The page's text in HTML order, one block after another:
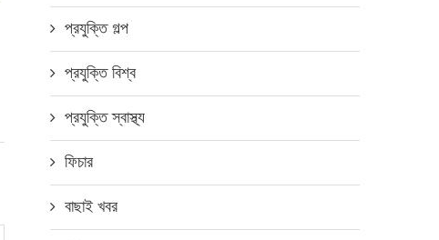
ক্যাশ অন ডেলিভারি সুবিধা ধামাকাশপিং চালু
করেছে
জুলাই ৩, ২০২১
যোগাযোগের ক্ষেত্রে দ্রুত...
প্রযুক্তি গল্প
প্রযুক্তি বিশ্ব
প্রযুক্তি স্বাস্থ্য
ফিচার
বাছাই খবর